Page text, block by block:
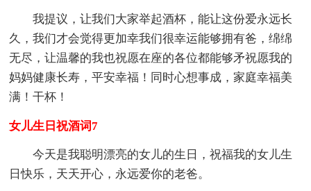
我提议，让我们大家举起酒杯，能让这份爱永远长
久，我们才会觉得更加幸我们很幸运能够拥有爸，绵绵
无尽，让温馨的我也祝愿在座的各位都能够矛祝愿我的
妈妈健康长寿，平安幸福！同时心想事成，家庭幸福美
满！干杯！
女儿生日祝酒词7
今天是我聪明漂亮的女儿的生日，祝福我的女儿生
日快乐，天天开心，永远爱你的老爸。